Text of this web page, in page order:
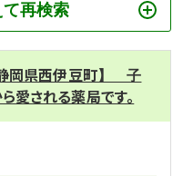
再検索
岡県西伊豆町】 子
愛される薬局です。